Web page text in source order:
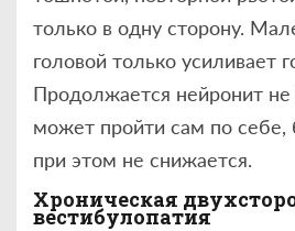
только в одну сторону.
головой только усиливает
Продолжается нейронит
может пройти сам по себе,
при этом не снижается.
Хроническая
вестибулопатия